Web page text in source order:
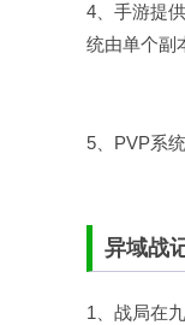
4、手游提
统由单个副
5、PVP系
异域战
1、战局在